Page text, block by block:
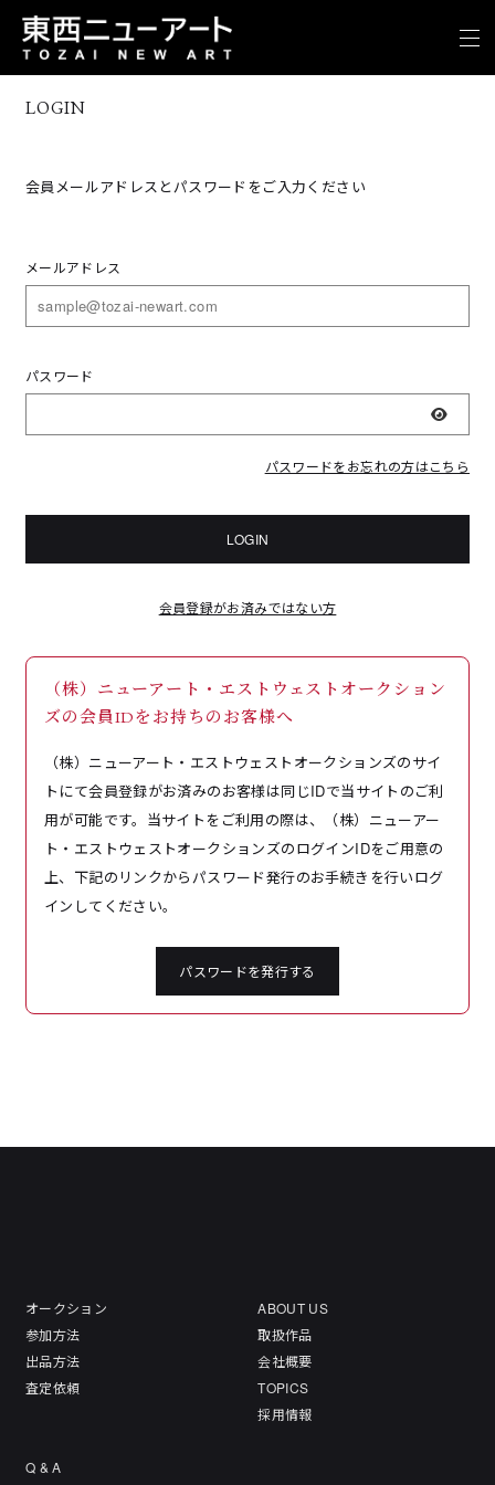
LOGIN
会員メールアドレスとパスワードをご入力ください
メールアドレス
パスワード
表示
パスワードをお忘れの方はこちら
LOGIN
会員登録がお済みではない方
（株）ニューアート・エストウェストオークション
ズの会員IDをお持ちのお客様へ
（株）ニューアート・エストウェストオークションズのサイ
トにて会員登録がお済みのお客様は同じIDで当サイトのご利
用が可能です。当サイトをご利用の際は、（株）ニューアー
ト・エストウェストオークションズのログインIDをご用意の
上、下記のリンクからパスワード発行のお手続きを行いログ
インしてください。
パスワードを発行する
オークション
参加方法
出品方法
査定依頼
ABOUT US
取扱作品
会社概要
TOPICS
採用情報
Q & A